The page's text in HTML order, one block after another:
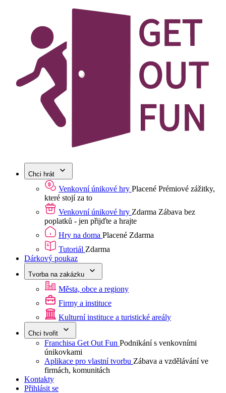
Chci hrát
Venkovní únikové hry Placené Prémiové zážitky,
které stojí za to
Venkovní únikové hry Zdarma Zábava bez
poplatků - jen přijďte a hrajte
Hry na doma Placené Zdarma
Tutoriál Zdarma
Dárkový poukaz
Tvorba na zakázku
Města, obce a regiony
Firmy a instituce
Kulturní instituce a turistické areály
Chci tvořit
Franchisa Get Out Fun Podnikání s venkovními
únikovkami
Aplikace pro vlastní tvorbu Zábava a vzdělávání ve
firmách, komunitách
Kontakty
Přihlásit se